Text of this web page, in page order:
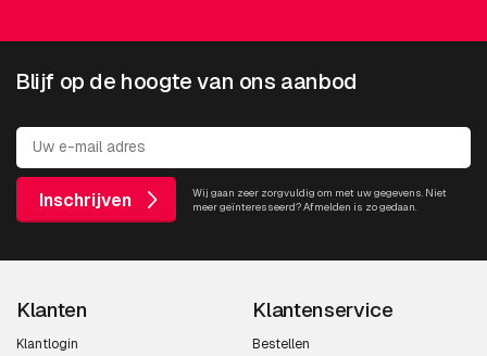
Blijf op de hoogte van ons aanbod
Inschrijven
Wij gaan zeer zorgvuldig om met uw gegevens. Niet
meer geïnteresseerd? Afmelden is zo gedaan.
Klanten
Klantlogin
Klantenservice
Bestellen